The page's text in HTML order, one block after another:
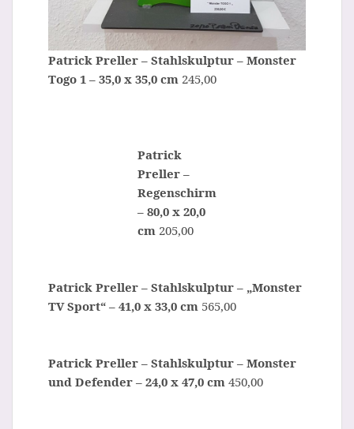
Patrick Preller – Stahlskulptur – Monster
Togo 1 – 35,0 x 35,0 cm 245,00
Patrick
Preller –
Regenschirm
– 80,0 x 20,0
cm 205,00
Patrick Preller – Stahlskulptur – „Monster
TV Sport“ – 41,0 x 33,0 cm 565,00
Patrick Preller – Stahlskulptur – Monster
und Defender – 24,0 x 47,0 cm 450,00